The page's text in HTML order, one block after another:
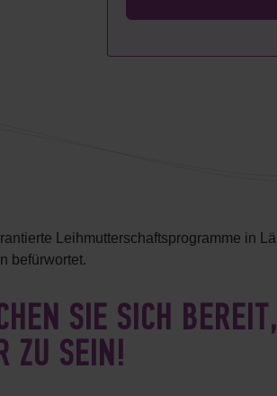
Leihmutterschaftsprogramme in
befürwortet.
SIE SICH
ZU SEIN!